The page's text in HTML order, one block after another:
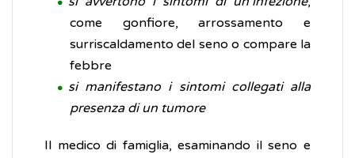
come gonfiore, arrossamento e
surriscaldamento del seno o compare la
febbre
si manifestano i sintomi collegati alla
presenza di un tumore
Il medico di famiglia, esaminando il seno e